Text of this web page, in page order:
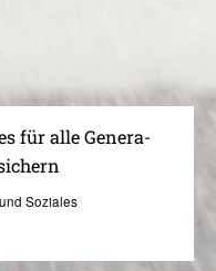
für alle Gene­ra­
Soziales